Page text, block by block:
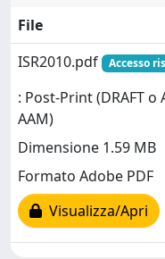
File
ISR2010.pdf
Accesso
: Post-Print (DRAFT
AAM)
Dimensione 1.59 MB
Formato Adobe PDF
Visualizza/Apri